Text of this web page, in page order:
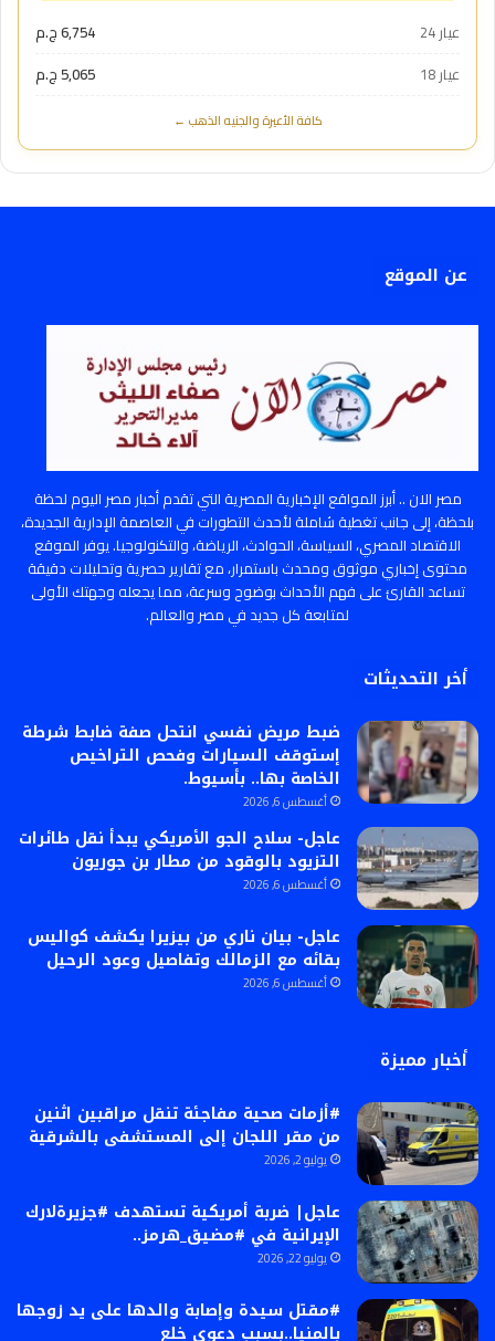
عيار 24
6,754 ج.م
عيار 18
5,065 ج.م
كافة الأعيرة والجنيه الذهب ←
عن الموقع
مصر الان .. أبرز المواقع الإخبارية المصرية التي تقدم أخبار مصر اليوم لحظة
بلحظة، إلى جانب تغطية شاملة لأحدث التطورات في العاصمة الإدارية الجديدة،
الاقتصاد المصري، السياسة، الحوادث، الرياضة، والتكنولوجيا. يوفر الموقع
محتوى إخباري موثوق ومحدث باستمرار، مع تقارير حصرية وتحليلات دقيقة
تساعد القارئ على فهم الأحداث بوضوح وسرعة، مما يجعله وجهتك الأولى
لمتابعة كل جديد في مصر والعالم.
أخر التحديثات
ضبط مريض نفسي انتحل صفة ضابط شرطة
إستوقف السيارات وفحص التراخيص
الخاصة بها.. بأسيوط.
أغسطس 6, 2026
عاجل- سلاح الجو الأمريكي يبدأ نقل طائرات
التزيود بالوقود من مطار بن جوريون
أغسطس 6, 2026
عاجل- بيان ناري من بيزيرا يكشف كواليس
بقائه مع الزمالك وتفاصيل وعود الرحيل
أغسطس 6, 2026
أخبار مميزة
#أزمات صحية مفاجئة تنقل مراقبين اثنين
من مقر اللجان إلى المستشفى بالشرقية
يوليو 2, 2026
عاجل| ضربة أمريكية تستهدف #جزيرةلارك
الإيرانية في #مضيق_هرمز..
يوليو 22, 2026
#مقتل سيدة وإصابة والدها على يد زوجها
بالمنيا..بسبب دعوى خلع